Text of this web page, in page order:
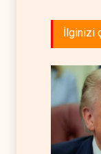
İlginizi